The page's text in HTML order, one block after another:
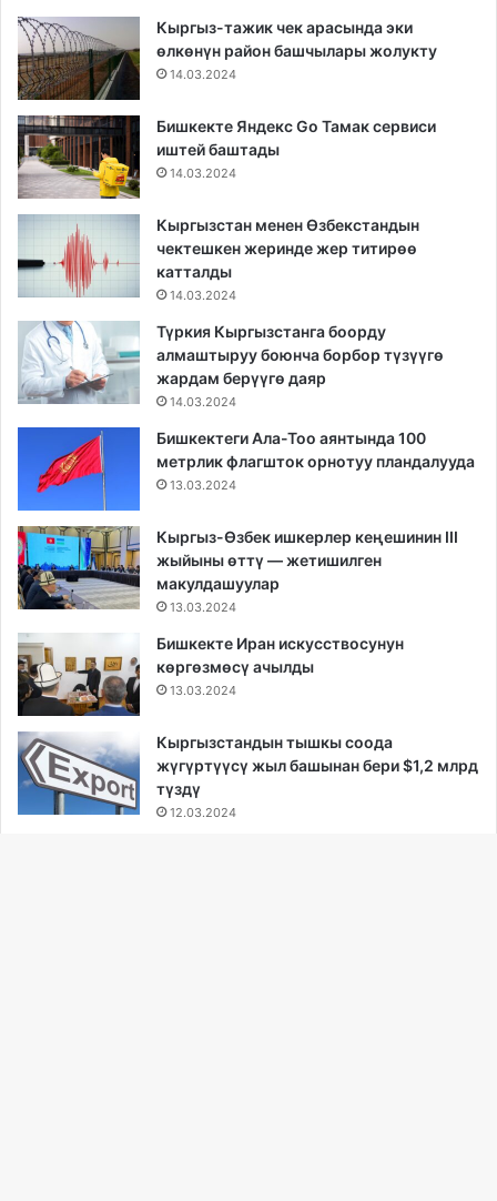
Кыргыз-тажик чек арасында эки
өлкөнүн район башчылары жолукту
14.03.2024
Бишкекте Яндекс Go Тамак сервиси
иштей баштады
14.03.2024
Кыргызстан менен Өзбекстандын
чектешкен жеринде жер титирөө
катталды
14.03.2024
Түркия Кыргызстанга боорду
алмаштыруу боюнча борбор түзүүгө
жардам берүүгө даяр
14.03.2024
Бишкектеги Ала-Тоо аянтында 100
метрлик флагшток орнотуу пландалууда
13.03.2024
Кыргыз-Өзбек ишкерлер кеңешинин III
жыйыны өттү — жетишилген
макулдашуулар
13.03.2024
Бишкекте Иран искусствосунун
көргөзмөсү ачылды
13.03.2024
Кыргызстандын тышкы соода
жүгүртүүсү жыл башынан бери $1,2 млрд
түздү
12.03.2024